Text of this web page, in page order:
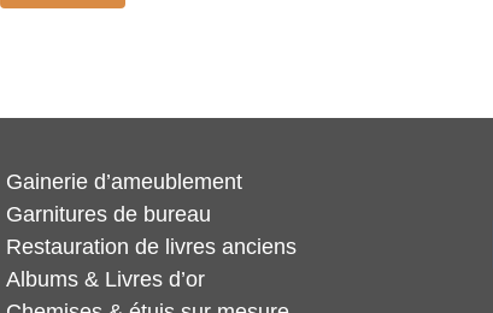
Gainerie d’ameublement
Garnitures de bureau
Restauration de livres anciens
Albums & Livres d’or